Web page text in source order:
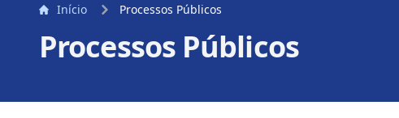
Início Processos Públicos
Processos Públicos